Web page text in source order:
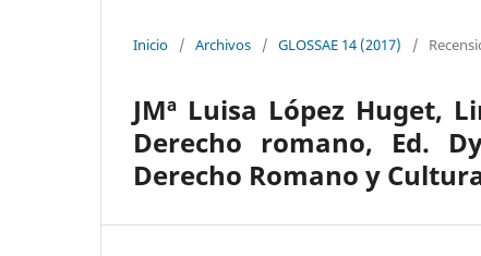
Inicio / Archivos / GLOSSAE 14 (2017) /
JMª Luisa López Huget,
Derecho romano, Ed.
Derecho Romano y